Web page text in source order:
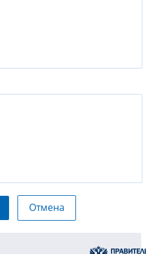
Отмена